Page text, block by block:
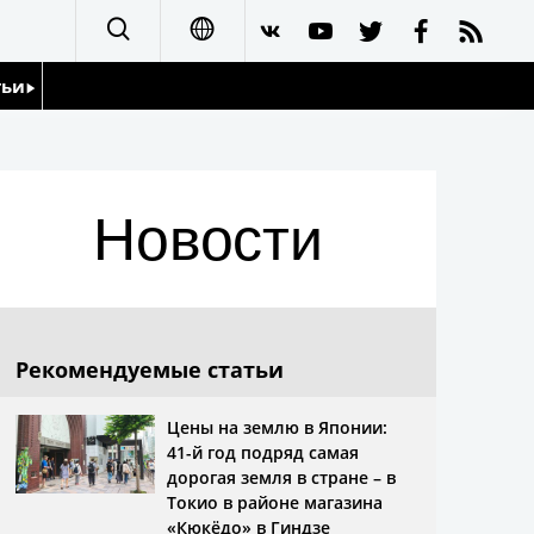
العربية
Новости
Рекомендуемые статьи
Цены на землю в Японии:
41-й год подряд самая
дорогая земля в стране – в
Токио в районе магазина
«Кюкёдо» в Гиндзе